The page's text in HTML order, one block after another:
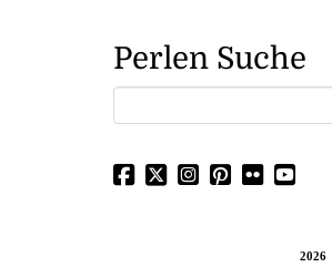
Perlen Suche
2026